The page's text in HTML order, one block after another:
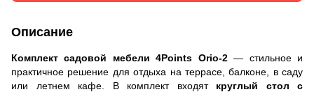
Описание
Комплект садовой мебели 4Points Orio-2— стильное и
практичное решение для отдыха на террасе, балконе, в саду
или летнем кафе. В комплект входят круглый стол с